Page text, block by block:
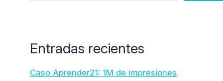
Entradas recientes
Caso Aprender21: 1M de impresiones